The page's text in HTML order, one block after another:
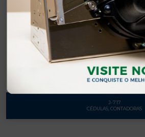
J-717
CÉDULAS, CONTADORAS